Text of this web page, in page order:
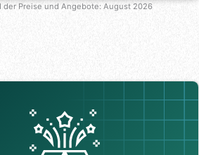
der Preise und Angebote: August 2026